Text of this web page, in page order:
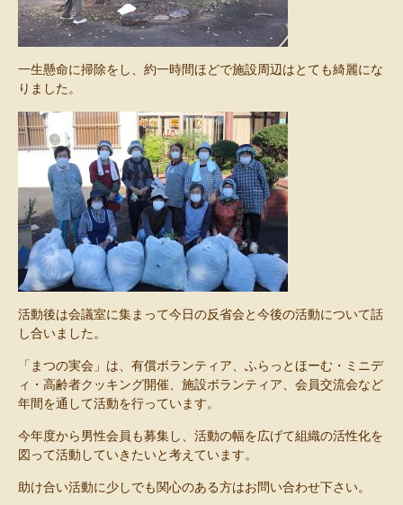
一生懸命に掃除をし、約一時間ほどで施設周辺はとても綺麗にな
りました。
活動後は会議室に集まって今日の反省会と今後の活動について話
し合いました。
「まつの実会」は、有償ボランティア、ふらっとほーむ・ミニデ
ィ・高齢者クッキング開催、施設ボランティア、会員交流会など
年間を通して活動を行っています。
今年度から男性会員も募集し、活動の幅を広げて組織の活性化を
図って活動していきたいと考えています。
助け合い活動に少しでも関心のある方はお問い合わせ下さい。